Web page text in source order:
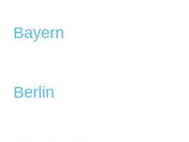
Bayern
Berlin